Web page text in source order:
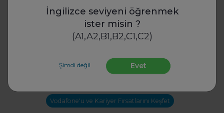
İngilizce seviyeni öğrenmek
ister misin ?
(A1,A2,B1,B2,C1,C2)
Şimdi değil Evet
Dinamik, modern ve organizasyonel iş birliğini kolaylaştıran
olan Vodafone, en iyi yetenekleri şirkete kazandırma
hedefi ile çalışanlarının uzun vadeli kariyer hedeflerine
Vodafone'u ve Kariyer Fırsatlarını Keşfet